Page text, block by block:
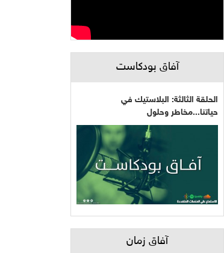
آفاق بودكاست
الحلقة الثالثة: البلاستيك في
حياتنا...مخاطر وحلول
آفاق زمان